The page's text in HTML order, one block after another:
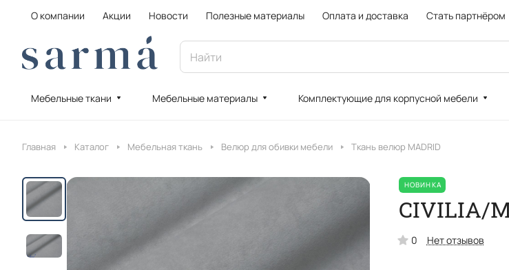
О компании Акции Новости Полезные материалы Оплата и доставка Стать партнёром
Мебельные ткани Мебельные материалы Комплектующие для корпусной мебели
Главная Каталог Мебельная ткань Велюр для обивки мебели Ткань велюр MADRID
НОВИНКА
CIVILIA/
0 Нет отзывов